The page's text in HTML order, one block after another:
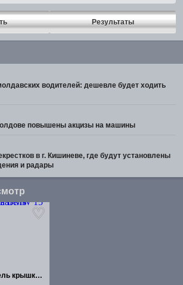
Результаты
водителей: дешевле будет ходить
повышены акцизы на машины
в г. Кишиневе, где будут установлены
и радары
51247057739 Омыватель крышки багажника BMW